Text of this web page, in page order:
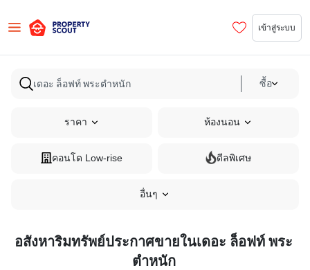
เข้าสู่ระบบ
ซื้อ
ราคา ห้องนอน
คอนโด Low-rise ดีลพิเศษ
อื่นๆ
อสังหาริมทรัพย์ประกาศขายในเดอะ ล็อฟท์ พระ
ตำหนัก